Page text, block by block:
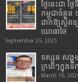
ថ្ងៃនេះជា
កម្ពុជាចំនួន
ដាក់ឱ្យស្ថិត
យោធាថៃ
September 25, 2025
ទស្សនៈសង្
ក្រពើៗក្នុងទឹក
March 16,